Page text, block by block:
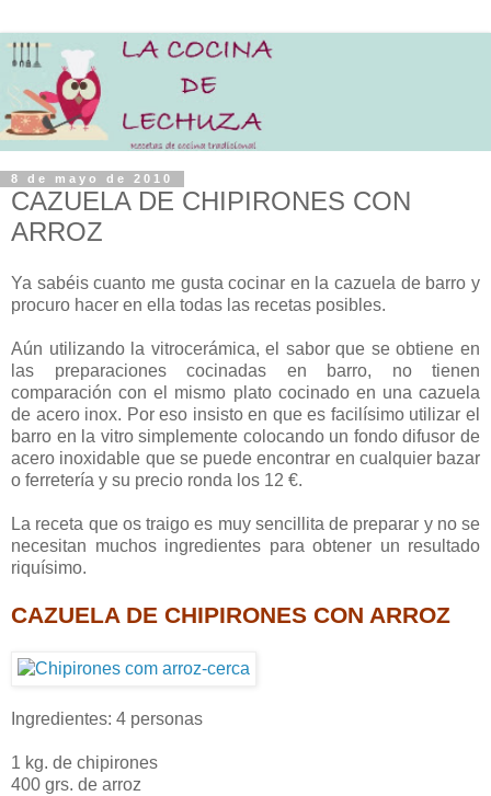
8 de mayo de 2010
CAZUELA DE CHIPIRONES CON
ARROZ
Ya sabéis cuanto me gusta cocinar en la cazuela de barro y
procuro hacer en ella todas las recetas posibles.
Aún utilizando la vitrocerámica, el sabor que se obtiene en
las preparaciones cocinadas en barro, no tienen
comparación con el mismo plato cocinado en una cazuela
de acero inox. Por eso insisto en que es facilísimo utilizar el
barro en la vitro simplemente colocando un fondo difusor de
acero inoxidable que se puede encontrar en cualquier bazar
o ferretería y su precio ronda los 12 €.
La receta que os traigo es muy sencillita de preparar y no se
necesitan muchos ingredientes para obtener un resultado
riquísimo.
CAZUELA DE CHIPIRONES CON ARROZ
Ingredientes: 4 personas
1 kg. de chipirones
400 grs. de arroz